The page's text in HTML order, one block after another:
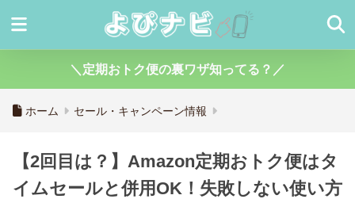
＼定期おトク便の裏ワザ知ってる？／
ホーム セール・キャンペーン情報
【2回目は？】Amazon定期おトク便はタ
イムセールと併用OK！失敗しない使い方